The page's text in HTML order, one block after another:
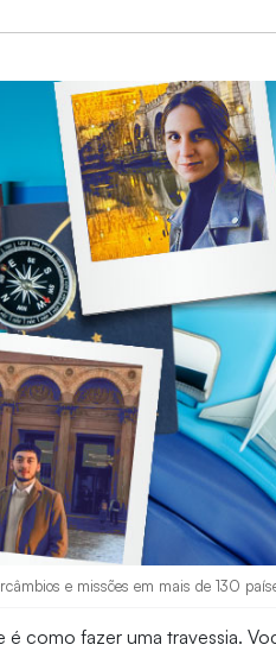
e missões em mais de 130
é como fazer uma travessia.